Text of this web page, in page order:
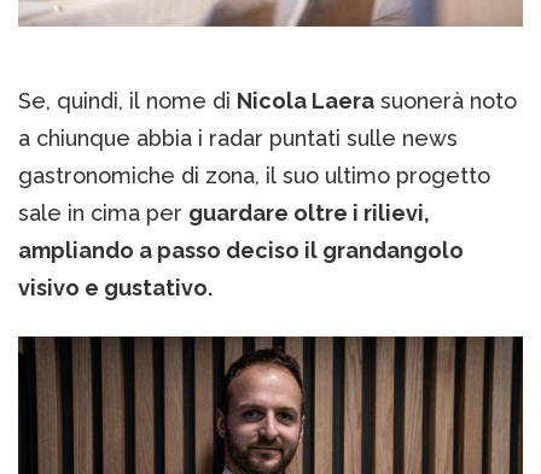
Se, quindi, il nome di Nicola Laera suonerà noto
a chiunque abbia i radar puntati sulle news
gastronomiche di zona, il suo ultimo progetto
sale in cima per guardare oltre i rilievi,
ampliando a passo deciso il grandangolo
visivo e gustativo.